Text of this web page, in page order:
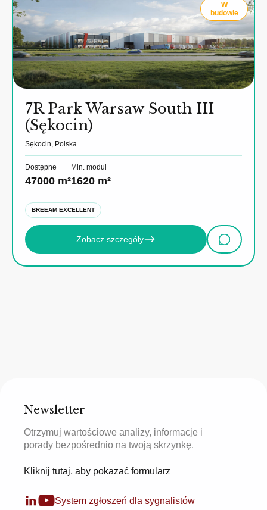
W
budowie
7R Park Warsaw South III
(Sękocin)
Sękocin, Polska
Dostępne
47000 m²
Min. moduł
1620 m²
BREEAM EXCELLENT
Zobacz szczegóły
Newsletter
Otrzymuj wartościowe analizy, informacje i
porady bezpośrednio na twoją skrzynkę.
Kliknij tutaj, aby pokazać formularz
System zgłoszeń dla sygnalistów